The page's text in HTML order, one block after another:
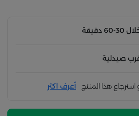
30-60 دقيقة
صيدلية
هذا المنتج أعرف اكثر